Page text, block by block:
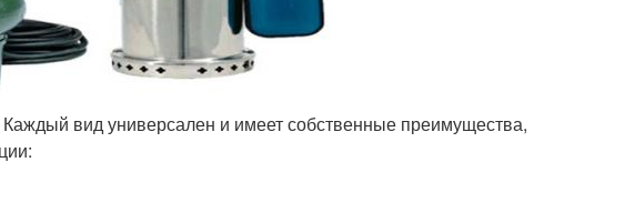
вид универсален и имеет собственные преимущества,